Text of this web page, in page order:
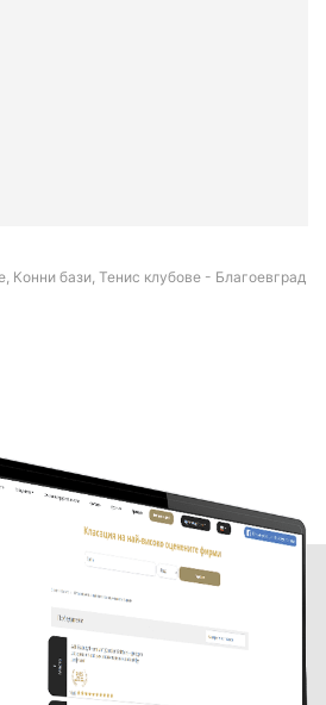
Конни бази, Тенис клубове - Благоевград